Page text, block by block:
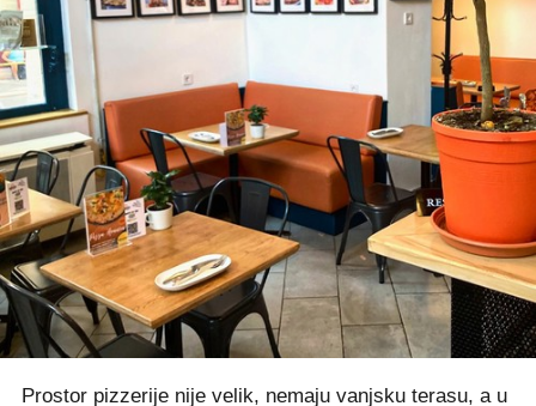
Prostor pizzerije nije velik, nemaju vanjsku terasu, a u